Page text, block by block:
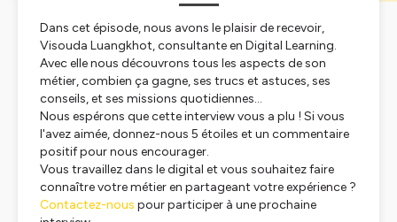
Dans cet épisode, nous avons le plaisir de recevoir,
Visouda Luangkhot, consultante en Digital Learning.
Avec elle nous découvrons tous les aspects de son
métier, combien ça gagne, ses trucs et astuces, ses
conseils, et ses missions quotidiennes…
Nous espérons que cette interview vous a plu ! Si vous
l'avez aimée, donnez-nous 5 étoiles et un commentaire
positif pour nous encourager.
Vous travaillez dans le digital et vous souhaitez faire
connaître votre métier en partageant votre expérience ?
Contactez-nous pour participer à une prochaine